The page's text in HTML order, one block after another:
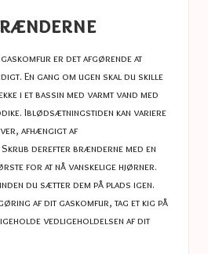
er det afgørende at
En gang om ugen skal du skille
i et bassin med varmt vand med
Iblødsætningstiden kan variere
afhængigt af
derefter brænderne med en
for at nå vanskelige hjørner.
du sætter dem på plads igen.
af dit gaskomfur, tag et kig på
vedligeholdelsen af ​​dit